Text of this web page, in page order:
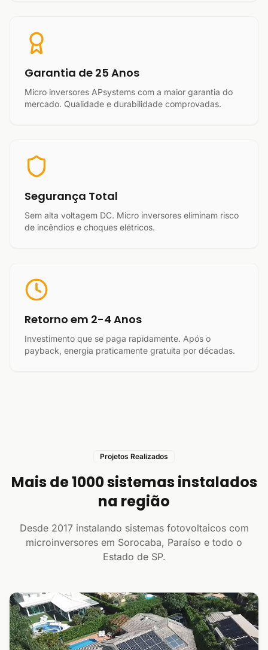
Garantia de 25 Anos
Micro inversores APsystems com a maior garantia do
mercado. Qualidade e durabilidade comprovadas.
Segurança Total
Sem alta voltagem DC. Micro inversores eliminam risco
de incêndios e choques elétricos.
Retorno em 2-4 Anos
Investimento que se paga rapidamente. Após o
payback, energia praticamente gratuita por décadas.
Projetos Realizados
Mais de 1000 sistemas instalados
na região
Desde 2017 instalando sistemas fotovoltaicos com
microinversores em Sorocaba, Paraíso e todo o
Estado de SP.